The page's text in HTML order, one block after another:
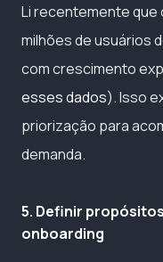
Li recentemente que
milhões de usuários
com crescimento
esses dados). Isso
priorização para
demanda.
5. Definir
onboarding